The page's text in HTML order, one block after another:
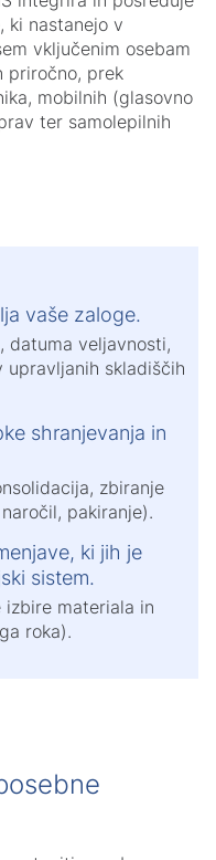
ki nastanejo v
vključenim osebam
priročno, prek
mobilnih (glasovno
ter samolepilnih
vaše zaloge.
datuma veljavnosti,
skladiščih
shranjevanja in
zbiranje
pakiranje).
ki jih je
sistem.
izbire materiala in
roka).